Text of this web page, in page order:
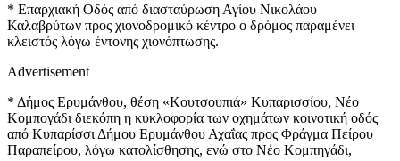
* Επαρχιακή Οδός από διασταύρωση Αγίου Νικολάου
Καλαβρύτων προς χιονοδρομικό κέντρο ο δρόμος παραμένει
κλειστός λόγω έντονης χιονόπτωσης.
Advertisement
* Δήμος Ερυμάνθου, θέση «Κουτσουπιά» Κυπαρισσίου, Νέο
Κομπογάδι διεκόπη η κυκλοφορία των οχημάτων κοινοτική οδός
από Κυπαρίσσι Δήμου Ερυμάνθου Αχαΐας προς Φράγμα Πείρου
Παραπείρου, λόγω κατολίσθησης, ενώ στο Νέο Κομπηγάδι,